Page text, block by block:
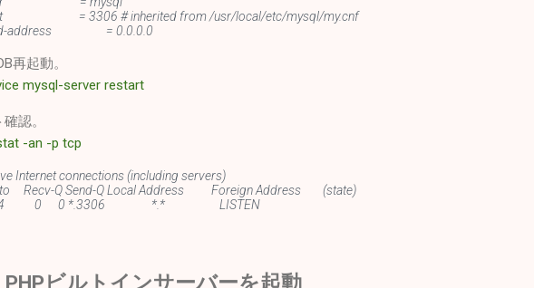
= 3306 # inherited from /usr/local/etc/mysql/my.cnf
address = 0.0.0.0
再起動。
mysql-server restart
認。
-an -p tcp
Internet connections (including servers)
Recv-Q Send-Q Local Address Foreign Address (state)
0 0 *.3306 *.* LISTEN
PHPビルトインサーバーを起動